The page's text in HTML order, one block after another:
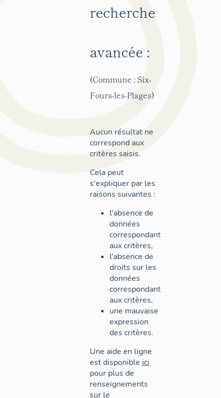
recherche
avancée :
(Commune : Six-
Fours-les-Plages)
Aucun résultat ne
correspond aux
critères saisis.
Cela peut
s'expliquer par les
raisons suivantes :
l'absence de
données
correspondant
aux critères,
l'absence de
droits sur les
données
correspondant
aux critères,
une mauvaise
expression
des critères.
Une aide en ligne
est disponible ici
pour plus de
renseignements
sur le